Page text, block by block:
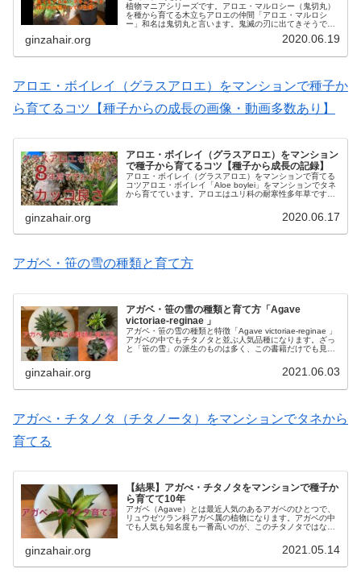
植物マニアシリーズです。アロエ・マルロシー（鬼切丸）
を種から育てる木立ちアロエの仲間「アロエ・マルロシ
ー」和名は鬼切丸と言います。鬼滅の刃に出てきそうです
ginzahair.org 2020.06.19
アロエ・ボイレイ（グラスアロエ）をマンションで種子か
ら育てるコツ【種子からの成長の画像・動画多数あり】
アロエ・ボイレイ（グラスアロエ）をマンション
で種子から育てるコツ【種子から成長の記録】
アロエ・ボイレイ（グラスアロエ）をマンションで育てる
コツアロエ・ボイレイ「Aloe boylei」をマンションでタネ
から育てています。アロエはユリ科の耐寒性多年草です
ginzahair.org 2020.06.17
アガベ・笹の雪の種類と育て方
アガベ・笹の雪の種類と育て方「Agave
victoriae-reginae 」
アガベ・笹の雪の種類と特徴「Agave victoriae-reginae 」
アガベの中でもチタノタと並ぶ人気品種になります。ざっ
と「笹の雪」の派生のものは多く、この書籍だけでも見開
ginzahair.org 2021.06.03
アガべ・チタノタ（チタノータ）をマンションでタネから
育てる
【結果】アガべ・チタノタをマンションで種子か
ら育てて10年
アガベ（Agave）とは最近人気のあるアガベのひとつで、
リュウゼツラン科アガベ属の植物になります。アガベの中
でも人気も知名度も一番高いのが、このチタノタではない
ginzahair.org 2021.05.14